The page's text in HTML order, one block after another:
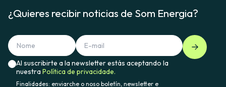
¿Quieres recibir noticias de Som Energia?
Al suscribirte a la newsletter estás aceptando la
nuestraPolítica de privacidade.
Finalidades: enviarche o noso boletín, newsletter e